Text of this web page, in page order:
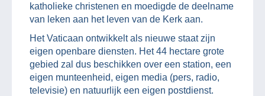
katholieke christenen en moedigde de deelname
van leken aan het leven van de Kerk aan.
Het Vaticaan ontwikkelt als nieuwe staat zijn
eigen openbare diensten. Het 44 hectare grote
gebied zal dus beschikken over een station, een
eigen munteenheid, eigen media (pers, radio,
televisie) en natuurlijk een eigen postdienst.